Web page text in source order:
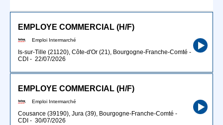
EMPLOYE COMMERCIAL (H/F)
Emploi Intermarché
Is-sur-Tille (21120), Côte-d'Or (21), Bourgogne-Franche-Comté -
CDI - 22/07/2026
EMPLOYE COMMERCIAL (H/F)
Emploi Intermarché
Cousance (39190), Jura (39), Bourgogne-Franche-Comté -
CDI - 30/07/2026